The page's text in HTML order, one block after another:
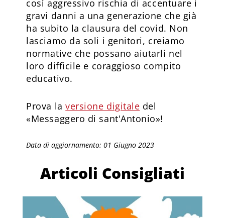
così aggressivo rischia di accentuare i
gravi danni a una generazione che già
ha subito la clausura del covid. Non
lasciamo da soli i genitori, creiamo
normative che possano aiutarli nel
loro difficile e coraggioso compito
educativo.
Prova laversione digitale del
«Messaggero di sant'Antonio»!
Data di aggiornamento: 01 Giugno 2023
Articoli Consigliati